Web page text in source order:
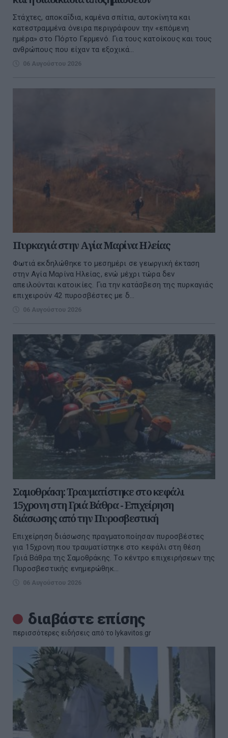
Στάχτες, αποκαΐδια, καμένα σπίτια, αυτοκίνητα και
κατεστραμμένα όνειρα περιγράφουν την «επόμενη
ημέρα» στο Πόρτο Γερμενό. Για τους κατοίκους και τους
ανθρώπους που είχαν τα εξοχικά...
06 Αυγούστου 2026
Πυρκαγιά στην Aγία Μαρίνα Ηλείας
Φωτιά εκδηλώθηκε το μεσημέρι σε γεωργική έκταση
στην Αγία Μαρίνα Ηλείας, ενώ μέχρι τώρα δεν
απειλούνται κατοικίες. Για την κατάσβεση της πυρκαγιάς
επιχειρούν 42 πυροσβέστες με δ...
06 Αυγούστου 2026
Σαμοθράκη: Τραυματίστηκε στο κεφάλι
15χρονη στη Γριά Βάθρα - Επιχείρηση
διάσωσης από την Πυροσβεστική
Επιχείρηση διάσωσης πραγματοποίησαν πυροσβέστες
για 15χρονη που τραυματίστηκε στο κεφάλι στη θέση
Γριά Βάθρα της Σαμοθράκης. Το κέντρο επιχειρήσεων της
Πυροσβεστικής ενημερώθηκ...
06 Αυγούστου 2026
διαβάστε επίσης
περισσότερες ειδήσεις από το lykavitos.gr